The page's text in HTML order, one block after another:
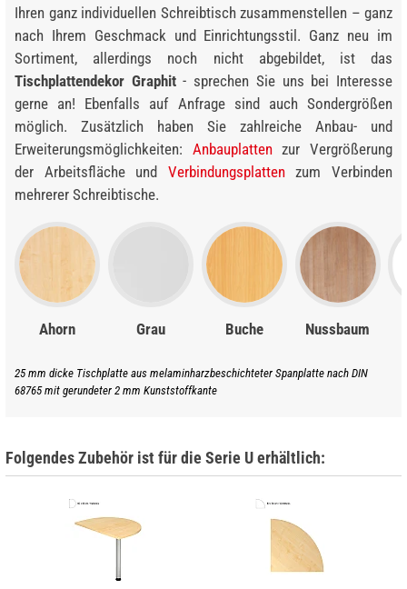
Ihren ganz individuellen Schreibtisch zusammenstellen – ganz
nach Ihrem Geschmack und Einrichtungsstil. Ganz neu im
Sortiment, allerdings noch nicht abgebildet, ist das
Tischplattendekor Graphit- sprechen Sie uns bei Interesse
gerne an! Ebenfalls auf Anfrage sind auch Sondergrößen
möglich. Zusätzlich haben Sie zahlreiche Anbau- und
Erweiterungsmöglichkeiten: Anbauplattenzur Vergrößerung
der Arbeitsfläche und Verbindungsplattenzum Verbinden
mehrerer Schreibtische.
Ahorn Grau Buche Nussbaum
25 mm dicke Tischplatte aus melaminharzbeschichteter Spanplatte nach DIN
68765 mit gerundeter 2 mm Kunststoffkante
Folgendes Zubehör ist für die Serie U erhältlich: